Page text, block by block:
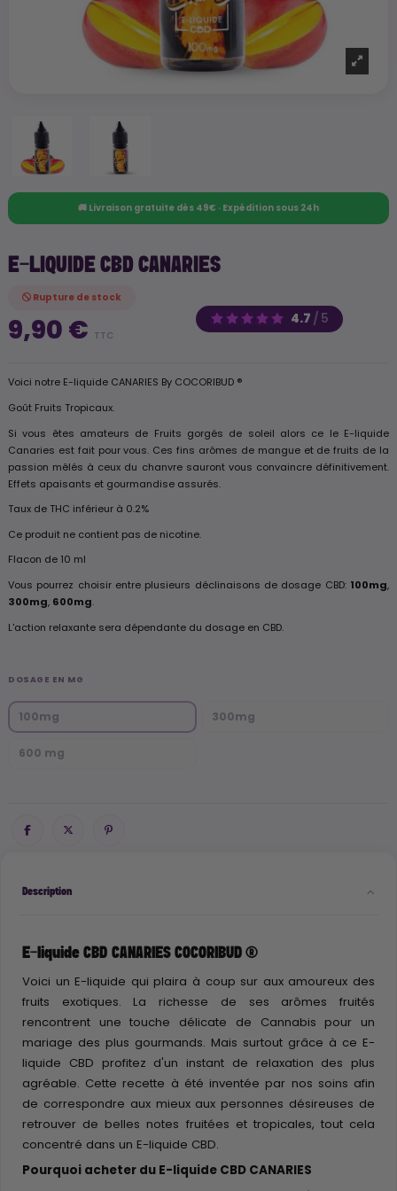
🚚 Livraison gratuite dès 49€ · Expédition sous 24h
E-LIQUIDE CBD CANARIES
4.7 / 5
Rupture de stock
9,90 € TTC
Voici notre E-liquide CANARIES By COCORIBUD ®
Goût Fruits Tropicaux.
Si vous êtes amateurs de Fruits gorgés de soleil alors ce le E-liquide
Canaries est fait pour vous. Ces fins arômes de mangue et de fruits de la
passion mêlés à ceux du chanvre sauront vous convaincre définitivement.
Effets apaisants et gourmandise assurés.
Taux de THC inférieur à 0.2%
Ce produit ne contient pas de nicotine.
Flacon de 10 ml
Vous pourrez choisir entre plusieurs déclinaisons de dosage CBD: 100mg,
300mg, 600mg.
L'action relaxante sera dépendante du dosage en CBD.
DOSAGE EN MG
100mg 300mg
600 mg
Description
E-liquide CBD CANARIES COCORIBUD ®
Voici un E-liquide qui plaira à coup sur aux amoureux des
fruits exotiques. La richesse de ses arômes fruités
rencontrent une touche délicate de Cannabis pour un
mariage des plus gourmands. Mais surtout grâce à ce E-
liquide CBD profitez d'un instant de relaxation des plus
agréable. Cette recette à été inventée par nos soins afin
de correspondre aux mieux aux personnes désireuses de
retrouver de belles notes fruitées et tropicales, tout cela
concentré dans un E-liquide CBD.
Pourquoi acheter du E-liquide CBD CANARIES